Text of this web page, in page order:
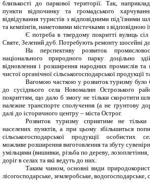
близькості до паркової території. Так,
пункти відпочинку та громадського
відвідування туристів з відповідними під’їзними
та кемпінгів, наметовими містечками з відповідною
Є потреба в твердому покритті вулиць
Святе, Зелений дуб. Потребують ремонту шосейні
На перспективу розвиток
національного природного парку доцільно
відновлення і розширення народних промислів та
чистої органічної сільськогосподарської продукції
Вагомою часткою у розвиток туризму було
до сусіднього села Новомалин Острозького
покриттям, що дало б змогу не тільки скоротити
належне транспорте сполучення (а не ґрунтову
далі до історичного центру – міста Острог.
Розвиток туризму сприятиме не тільки
населених пунктів, а при цьому збільшиться
сільськогосподарської продукції особистих
можливе розширення виготовлення та збуту
умільцями (вишивки, різьба по дереву,
доріг в селах та які ведуть до них.
Таким чином, основні види
лісогосподарське, землеробське, водогосподарське,